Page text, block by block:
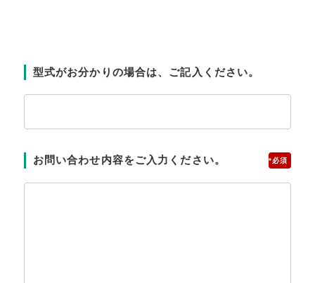
型式がお分かりの場合は、ご記入ください。
*
お問い合わせ内容をご入力ください。